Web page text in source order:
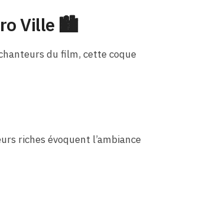
Ville 🏙️
du film, cette coque
riches évoquent l’ambiance